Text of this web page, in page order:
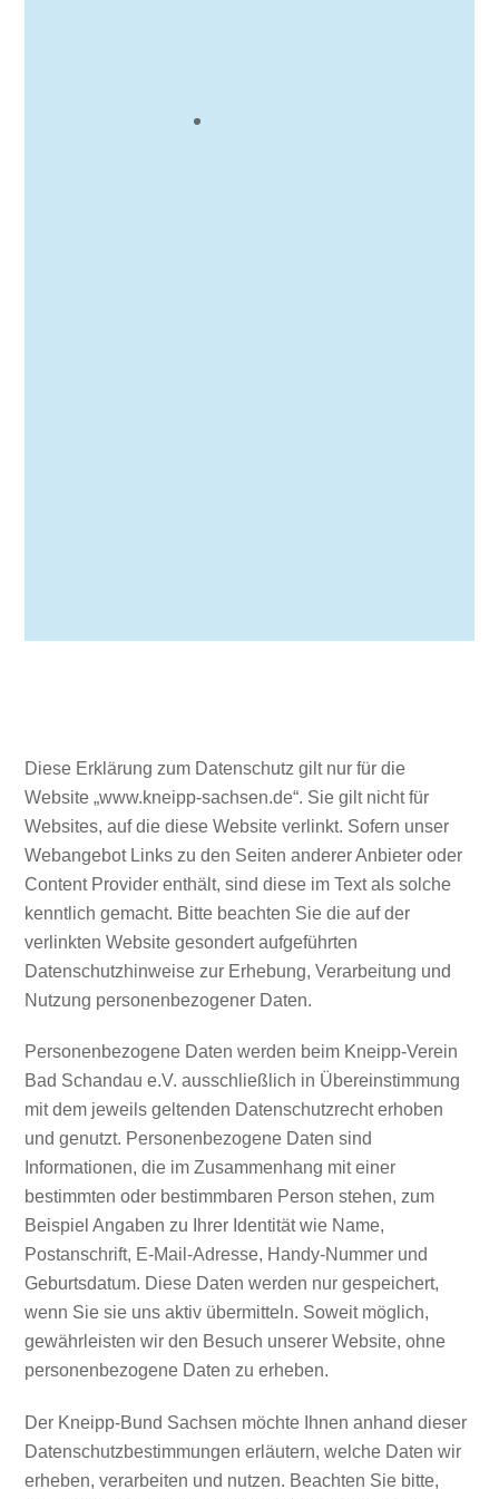
Diese Erklärung zum Datenschutz gilt nur für die
Website „www.kneipp-sachsen.de“. Sie gilt nicht für
Websites, auf die diese Website verlinkt. Sofern unser
Webangebot Links zu den Seiten anderer Anbieter oder
Content Provider enthält, sind diese im Text als solche
kenntlich gemacht. Bitte beachten Sie die auf der
verlinkten Website gesondert aufgeführten
Datenschutzhinweise zur Erhebung, Verarbeitung und
Nutzung personenbezogener Daten.
Personenbezogene Daten werden beim Kneipp-Verein
Bad Schandau e.V. ausschließlich in Übereinstimmung
mit dem jeweils geltenden Datenschutzrecht erhoben
und genutzt. Personenbezogene Daten sind
Informationen, die im Zusammenhang mit einer
bestimmten oder bestimmbaren Person stehen, zum
Beispiel Angaben zu Ihrer Identität wie Name,
Postanschrift, E-Mail-Adresse, Handy-Nummer und
Geburtsdatum. Diese Daten werden nur gespeichert,
wenn Sie sie uns aktiv übermitteln. Soweit möglich,
gewährleisten wir den Besuch unserer Website, ohne
personenbezogene Daten zu erheben.
Der Kneipp-Bund Sachsen möchte Ihnen anhand dieser
Datenschutzbestimmungen erläutern, welche Daten wir
erheben, verarbeiten und nutzen. Beachten Sie bitte,